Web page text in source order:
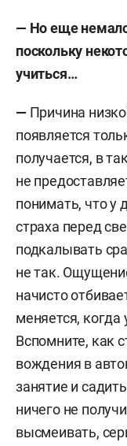
— Но еще
поскольку
учиться…
— Причина
появляется
получается, в
не
понимать, что у
страха перед
подкалывать
не так.
начисто
меняется, когда
Вспомните, как
вождения в
занятие и
ничего не
высмеивать,